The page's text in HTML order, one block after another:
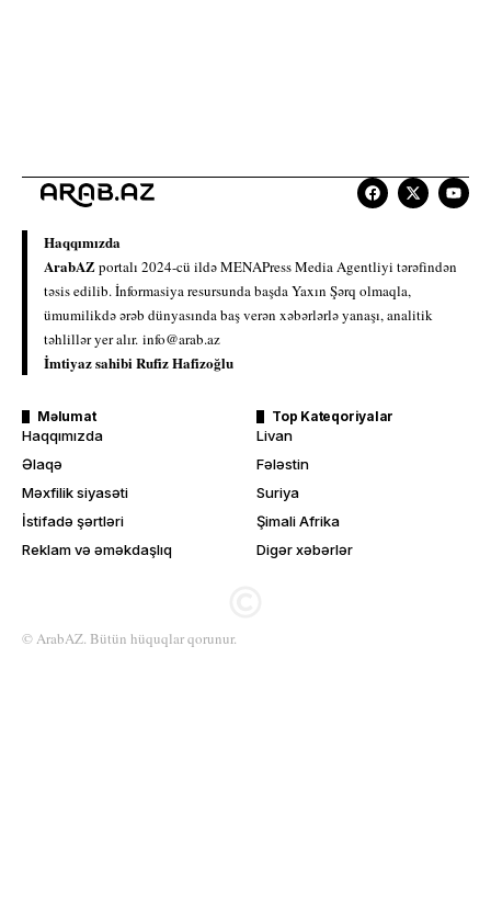
Haqqımızda
ArabAZportalı 2024-cü ildə MENAPress Media Agentliyi tərəfindən
təsis edilib. İnformasiya resursunda başda Yaxın Şərq olmaqla,
ümumilikdə ərəb dünyasında baş verən xəbərlərlə yanaşı, analitik
təhlillər yer alır. info@arab.az
İmtiyaz sahibi Rufiz Hafizoğlu
Məlumat
Haqqımızda
Əlaqə
Məxfilik siyasəti
İstifadə şərtləri
Reklam və əməkdaşlıq
Top Kateqoriyalar
Livan
Fələstin
Suriya
Şimali Afrika
Digər xəbərlər
© ArabAZ. Bütün hüquqlar qorunur.